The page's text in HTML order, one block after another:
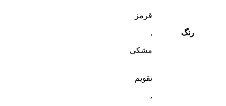
رنگ
قرمز
,
مشکی
تقویم
,